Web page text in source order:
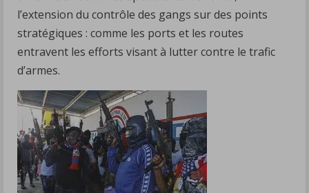
l’extension du contrôle des gangs sur des points
stratégiques : comme les ports et les routes
entravent les efforts visant à lutter contre le trafic
d’armes.